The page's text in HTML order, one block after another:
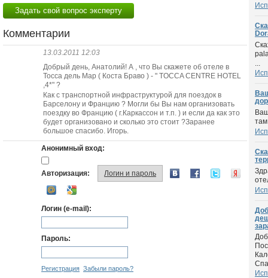
Задать свой вопрос эксперту
Комментарии
13.03.2011 12:03
Добрый день, Анатолий! А , что Вы скажете об отеле в
Тосса дель Мар ( Коста Браво ) - " TOCCA CENTRE HOTEL
,4*" ?
Как с транспортной инфраструктурой для поездок в
Барселону и Францию ? Могли бы Вы нам организовать
поездку во Францию ( г.Каркассон и т.п. ) и если да как это
будет организовано и сколько это стоит ?Заранее
большое спасибо. Игорь.
Анонимный вход:
Авторизация: Логин и пароль
Логин (e-mail):
Пароль:
Регистрация Забыли пароль?
...